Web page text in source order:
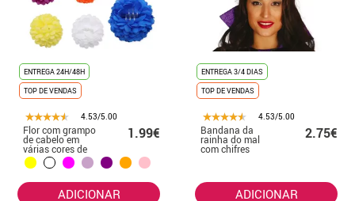
ENTREGA 24H/48H
TOP DE VENDAS
4.53/5.00
Flor com grampo
de cabelo em
várias cores de
11 cm
1.99€
ADICIONAR
ENTREGA 3/4 DIAS
TOP DE VENDAS
4.53/5.00
Bandana da
rainha do mal
com chifres
2.75€
ADICIONAR